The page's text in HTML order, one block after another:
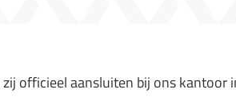
officieel aansluiten bij ons kantoor